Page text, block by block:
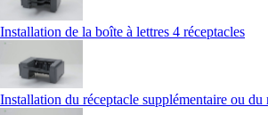
Installation de la boîte à lettres 4 réceptacles
Installation du réceptacle supplémentaire ou